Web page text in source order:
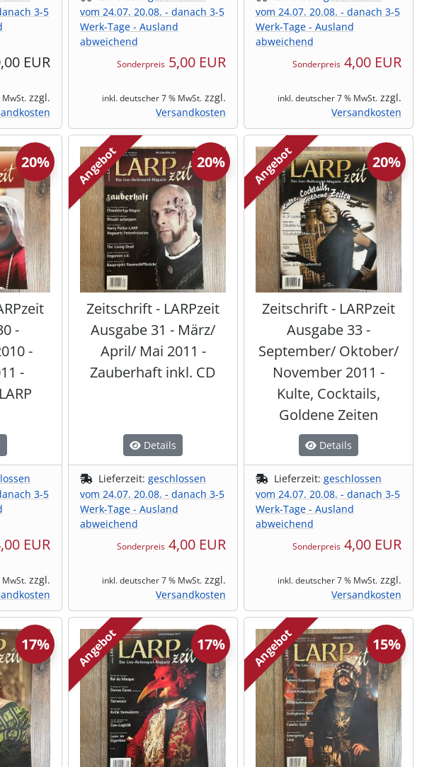
3-5
EUR
zzgl.
vom 24.07. 20.08. - danach 3-5
Werk-Tage - Ausland
abweichend
Sonderpreis 5,00 EUR
inkl. deutscher 7 % MwSt. zzgl.
Versandkosten
vom 24.07. 20.08. - danach 3-5
Werk-Tage - Ausland
abweichend
Sonderpreis 4,00 EUR
inkl. deutscher 7 % MwSt. zzgl.
Versandkosten
-
-
-
3-5
EUR
20%
zzgl.
Angebot
Zeitschrift - LARPzeit
Ausgabe 31 - März/
April/ Mai 2011 -
Zauberhaft inkl. CD
Details
Lieferzeit: geschlossen
vom 24.07. 20.08. - danach 3-5
Werk-Tage - Ausland
abweichend
Sonderpreis 4,00 EUR
20%
inkl. deutscher 7 % MwSt. zzgl.
Versandkosten
Angebot
Zeitschrift - LARPzeit
Ausgabe 33 -
September/ Oktober/
November 2011 -
Kulte, Cocktails,
Goldene Zeiten
Details
Lieferzeit: geschlossen
vom 24.07. 20.08. - danach 3-5
Werk-Tage - Ausland
abweichend
Sonderpreis 4,00 EUR
20%
inkl. deutscher 7 % MwSt. zzgl.
Versandkosten
17% Angebot 17% Angebot 15%